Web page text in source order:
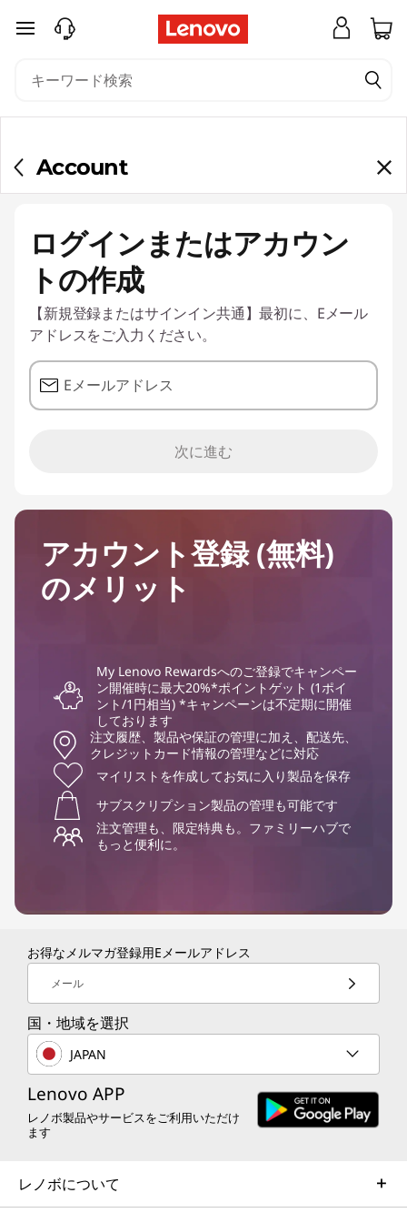
ロ
メインコンテンツにスキップする
Account
ログインまたはアカウン
トの作成
【新規登録またはサインイン共通】最初に、Eメール
アドレスをご入力ください。
Eメールアドレス
次に進む
アカウント登録 (無料)
のメリット
My Lenovo Rewardsへのご登録でキャンペー
ン開催時に最大20%*ポイントゲット (1ポイ
ント/1円相当) *キャンペーンは不定期に開催
しております
注文履歴、製品や保証の管理に加え、配送先、
クレジットカード情報の管理などに対応
マイリストを作成してお気に入り製品を保存
サブスクリプション製品の管理も可能です
注文管理も、限定特典も。ファミリーハブで
もっと便利に。
お得なメルマガ登録用Eメールアドレス
メール
国・地域を選択
JAPAN
Lenovo APP
レノボ製品やサービスをご利用いただけ
ます
レノボについて